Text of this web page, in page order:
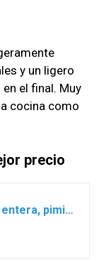
y un ligero
el final. Muy
cocina como
precio
Pimienta rosa (125g), entera, pimienta rosa 100% natural, especia sin aditivos, vegana, pimienta rosa